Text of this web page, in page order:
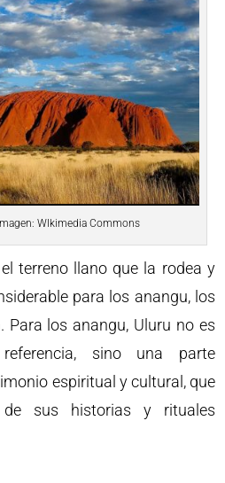
WIkimedia Commons
terreno llano que la rodea y
para los anangu, los
Para los anangu, Uluru no es
sino una parte
espiritual y cultural, que
sus historias y rituales